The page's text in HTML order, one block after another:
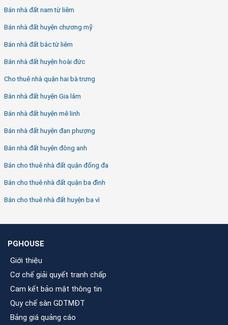
Bán nhà đất nam từ liêm
Bán nhà đất huyện chương mỹ
Bán nhà đất bắc từ liêm
Bán nhà đất huyện hoài đức
Cho thuê nhà quận hai bà trưng
Bán nhà đất huyện Gia lâm
Bán nhà đất huyện mê linh
Bán nhà đất huyện đan phượng
Bán nhà đất huyện đông anh
Bán cho thuê nhà đất quận đống đa
Bán cho thuê nhà đất quận ba đình
Bán cho thuê nhà đất huyện ba vì
PGHOUSE
Giới thiệu
Cơ chế giải quyết tranh chấp
Cam kết bảo mật thông tin
Quy chế sàn GDTMĐT
Bảng giá quảng cáo